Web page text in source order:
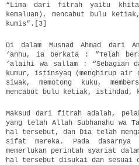
“Lima dari fitrah yaitu
kemaluan), mencabut bulu
kumis”.[3]
Di dalam Musnad Ahmad dari
‘anhu, ia berkata : ”Telah
‘alaihi wa sallam : “Sebagian
kumur, istinsyaq (menghirup air
siwak, memotong kuku,
mencabut bulu ketiak, istihdad,
Maksud dari fitrah adalah,
yang telah Allah Subhanahu wa
hal tersebut, dan Dia telah
sifat mereka. Pada
memerlukan perintah syariat
hal tersebut disukai dan